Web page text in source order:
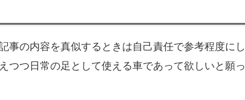
事の内容を真似するときは自己責任で参考程度にし
つつ日常の足として使える車であって欲しいと願っ